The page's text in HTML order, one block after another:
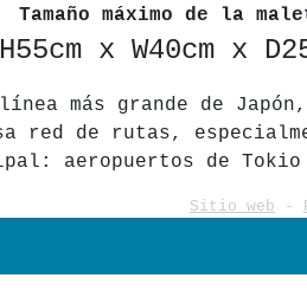
Tamaño máximo de la
H55cm x W40cm x
más grande de
red de rutas,
aeropuertos de
Sitio web -